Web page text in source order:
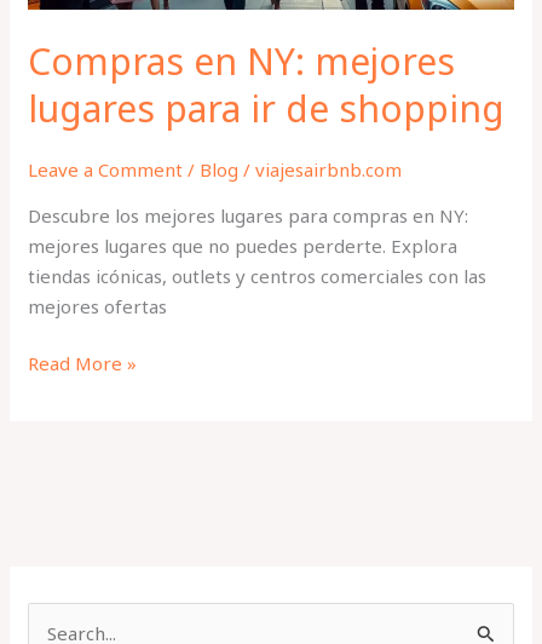
Compras en NY: mejores
lugares para ir de shopping
Leave a Comment / Blog /viajesairbnb.com
Descubre los mejores lugares para compras en NY:
mejores lugares que no puedes perderte. Explora
tiendas icónicas, outlets y centros comerciales con las
mejores ofertas
Read More »